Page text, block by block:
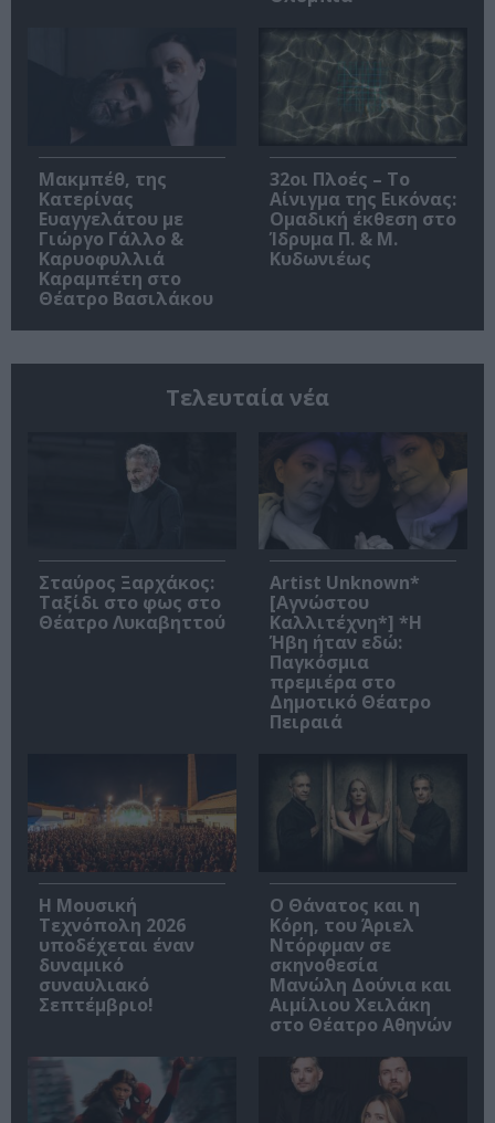
Μακμπέθ, της
Κατερίνας
Ευαγγελάτου με
Γιώργο Γάλλο &
Καρυοφυλλιά
Καραμπέτη στο
Θέατρο Βασιλάκου
32οι Πλοές – Το
Αίνιγμα της Εικόνας:
Ομαδική έκθεση στο
Ίδρυμα Π. & Μ.
Κυδωνιέως
Τελευταία νέα
Σταύρος Ξαρχάκος:
Ταξίδι στο φως στο
Θέατρο Λυκαβηττού
Artist Unknown*
[Αγνώστου
Καλλιτέχνη*] *Η
Ήβη ήταν εδώ:
Παγκόσμια
πρεμιέρα στο
Δημοτικό Θέατρο
Πειραιά
Η Μουσική
Τεχνόπολη 2026
υποδέχεται έναν
δυναμικό
συναυλιακό
Σεπτέμβριο!
Ο Θάνατος και η
Κόρη, του Άριελ
Ντόρφμαν σε
σκηνοθεσία
Μανώλη Δούνια και
Αιμίλιου Χειλάκη
στο Θέατρο Αθηνών